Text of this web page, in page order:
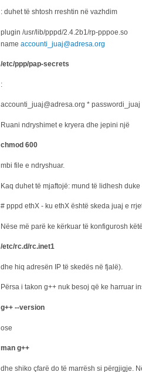
: duhet të shtosh rreshtin në vazhdim
plugin /usr/lib/pppd/2.4.2b1/rp-pppoe.so
name accounti_juaj@adresa.org
/etc/ppp/pap-secrets
:
accounti_juaj@adresa.org * passwordi_juaj
Ruani ndryshimet e kryera dhe jepini një
chmod 600
mbi file e ndryshuar.
Kaq duhet të mjaftojë: mund të lidhesh
# pppd ethX - ku ethX është skeda juaj e
Nëse më parë ke kërkuar të konfigurosh
/etc/rc.d/rc.inet1
dhe hiq adresën IP të skedës në fjalë).
Përsa i takon g++ nuk besoj që ke harruar
g++ --version
ose
man g++
dhe shiko çfarë do të marrësh si përgjigje.